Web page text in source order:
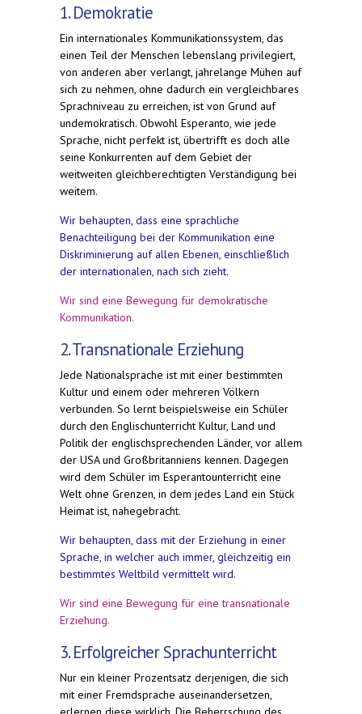
1. Demokratie
Ein internationales Kommunikationssystem, das
einen Teil der Menschen lebenslang privilegiert,
von anderen aber verlangt, jahrelange Mühen auf
sich zu nehmen, ohne dadurch ein vergleichbares
Sprachniveau zu erreichen, ist von Grund auf
undemokratisch. Obwohl Esperanto, wie jede
Sprache, nicht perfekt ist, übertrifft es doch alle
seine Konkurrenten auf dem Gebiet der
weitweiten gleichberechtigten Verständigung bei
weitem.
Wir behaupten, dass eine sprachliche
Benachteiligung bei der Kommunikation eine
Diskriminierung auf allen Ebenen, einschließlich
der internationalen, nach sich zieht.
Wir sind eine Bewegung für demokratische
Kommunikation.
2. Transnationale Erziehung
Jede Nationalsprache ist mit einer bestimmten
Kultur und einem oder mehreren Völkern
verbunden. So lernt beispielsweise ein Schüler
durch den Englischunterricht Kultur, Land und
Politik der englischsprechenden Länder, vor allem
der USA und Großbritanniens kennen. Dagegen
wird dem Schüler im Esperantounterricht eine
Welt ohne Grenzen, in dem jedes Land ein Stück
Heimat ist, nahegebracht.
Wir behaupten, dass mit der Erziehung in einer
Sprache, in welcher auch immer, gleichzeitig ein
bestimmtes Weltbild vermittelt wird.
Wir sind eine Bewegung für eine transnationale
Erziehung.
3. Erfolgreicher Sprachunterricht
Nur ein kleiner Prozentsatz derjenigen, die sich
mit einer Fremdsprache auseinandersetzen,